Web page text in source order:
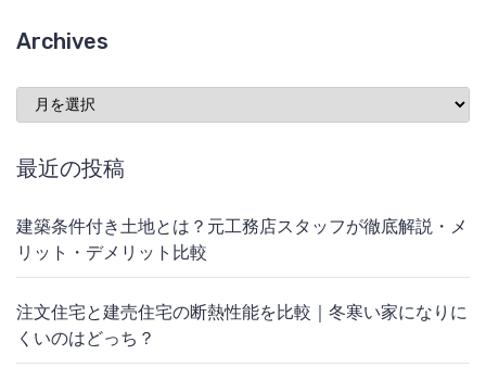
Archives
Archives
最近の投稿
建築条件付き土地とは？元工務店スタッフが徹底解説・メ
リット・デメリット比較
注文住宅と建売住宅の断熱性能を比較｜冬寒い家になりに
くいのはどっち？